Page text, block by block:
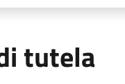
tutela